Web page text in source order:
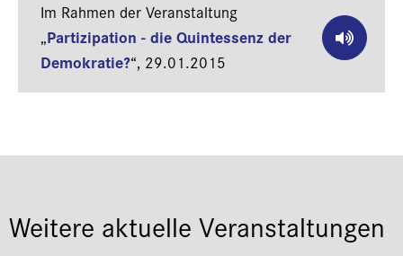
Im Rahmen der Veranstaltung
„Partizipation - die Quintessenz der
Demokratie?“, 29.01.2015
Weitere aktuelle Veranstaltungen